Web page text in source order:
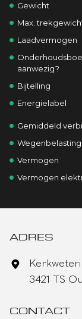
Gewicht
Max.
Laadvermogen
aanwezig?
Bijtelling
Energielabel
Gemiddeld
Wegenbelasting
Vermogen
Vermogen
ADRES
3421 TS
CONTACT